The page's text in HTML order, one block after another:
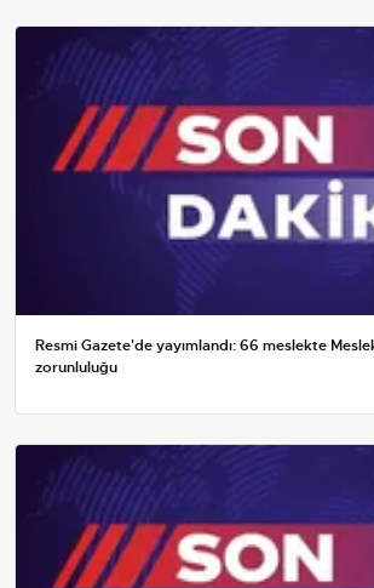
Resmi Gazete'de yayımlandı: 66 meslekte
zorunluluğu